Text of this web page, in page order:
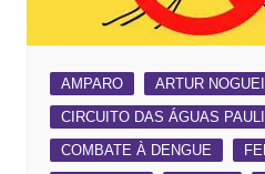
AMPARO
ARTUR
CIRCUITO DAS ÁGUAS
COMBATE À DENGUE